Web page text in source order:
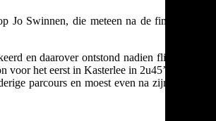
Jo Swinnen, die meteen na de finish ten
en daarover ontstond nadien flink wat
het eerst in Kasterlee in 2u45’00. Hij
parcours en moest even na zijn finish